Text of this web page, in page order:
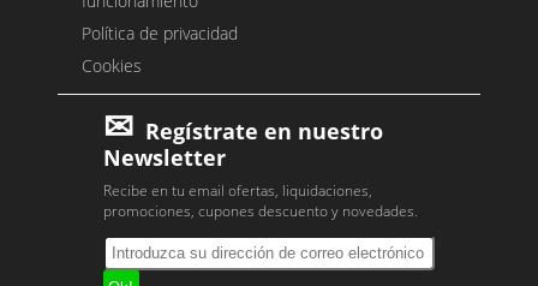
Política de privacidad
Cookies
Regístrate en nuestro
Newsletter
Recibe en tu email ofertas, liquidaciones,
promociones, cupones descuento y novedades.